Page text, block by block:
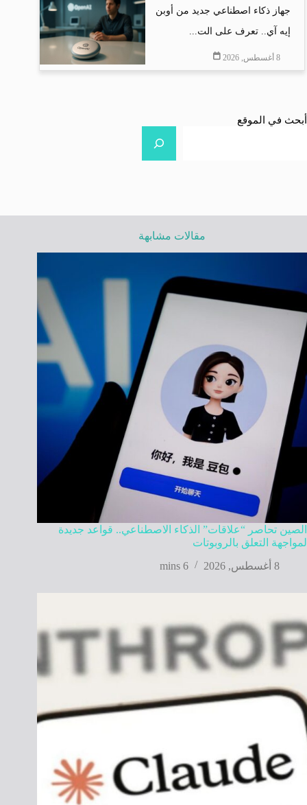
جهاز ذكاء اصطناعي جديد من أوبن
إيه آي.. تعرف على الت...
8 أغسطس, 2026
أبحث في الموقع
مقالات مشابهة
الصين تحاصر “علاقات” الذكاء الاصطناعي.. قواعد جديدة
لمواجهة التعلق بالروبوتات
8 أغسطس, 2026
6 mins